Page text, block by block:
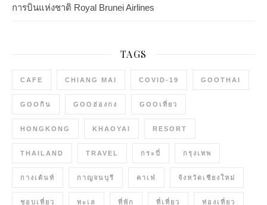
การบินแห่งชาติ Royal Brunei Airlines
TAGS
CAFE CHIANG MAI COVID-19 GOOTHAI
GOOกิน GOOฮ่องกง GOOเที่ยว
HONGKONG KHAOYAI RESORT
THAILAND TRAVEL กระบี่ กรุงเทพ
กางเต้นท์ กาญจนบุรี คาเฟ่ จังหวัดเชียงใหม่
ชอบเที่ยว ทะเล ที่พัก ที่เที่ยว ท่องเที่ยว